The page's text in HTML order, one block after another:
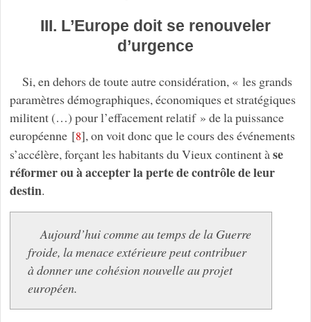
III. L’Europe doit se renouveler
d’urgence
Si, en dehors de toute autre considération, « les grands
paramètres démographiques, économiques et stratégiques
militent (…) pour l’effacement relatif » de la puissance
européenne[8], on voit donc que le cours des événements
s’accélère, forçant les habitants du Vieux continent àse
réformer ou à accepter la perte de contrôle de leur
destin.
Aujourd’hui comme au temps de la Guerre
froide, la menace extérieure peut contribuer
à donner une cohésion nouvelle au projet
européen.